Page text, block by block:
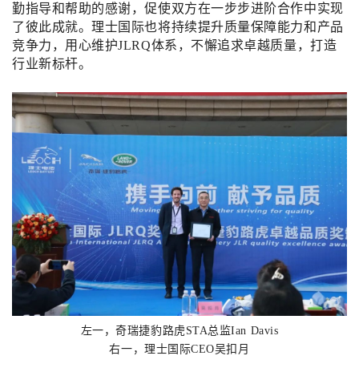
勤指导和帮助的感谢，促使双方在一步步进阶合作中实现
了彼此成就。理士国际也将持续提升质量保障能力和产品
竞争力，用心维护JLRQ体系，不懈追求卓越质量，打造
行业新标杆。
左一，奇瑞捷豹路虎STA总监Ian Davis
右一，理士国际CEO吴扣月